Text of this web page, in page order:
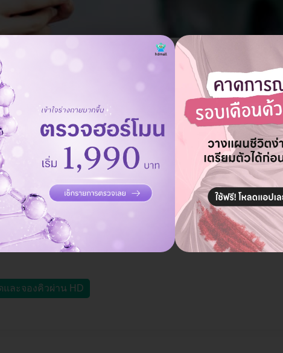
ต์มาให้คุณแล้ว ลองกดดูที่ตั้ง วิธีเดินทาง เวลาให้บริการ พร้อมเปรียบเ
ตั้งแต่ 09.00-01.00 น. ถ้าจองแพ็กเกจทำ HIFUผ่าน HD มีส่วนลดห
าขาเซ็นทรัล ปิ่นเกล้า บางกอกน้อย,
กอกน้อย กรุงเทพมหานคร 10700 ดูแผนที่คลินิก
ร์ อาทิตย์ และ วันหยุดนักขัตฤกษ์ 10.00 - 21.00 น.
และจองคิวผ่าน HD